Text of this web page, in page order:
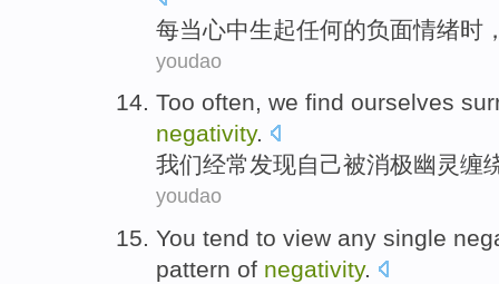
每当心中生起任何的负面情绪时
youdao
Too often, we find ourselves
negativity.
我们经常发现自己被消极幽灵缠
youdao
You tend to view any single
pattern of negativity.